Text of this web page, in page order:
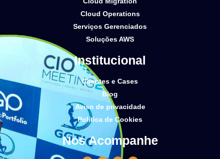
Cloud Operations
Serviços Gerenciados
Soluções AWS
Institucional
Clientes e Cases
Blog
Aviso de privacidade
Política de Cookies
Nos Acompanhe